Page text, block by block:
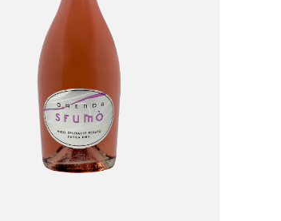
Sfumò